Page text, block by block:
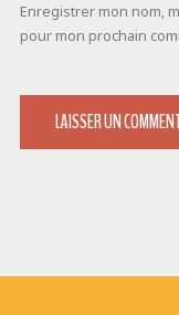
Enregistrer mon nom,
pour mon prochain